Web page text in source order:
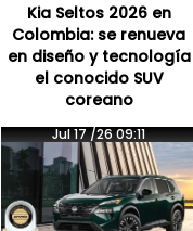
Kia Seltos 2026 en
Colombia: se renueva
en diseño y tecnología
el conocido SUV
coreano
Jul 17 /26 09:11